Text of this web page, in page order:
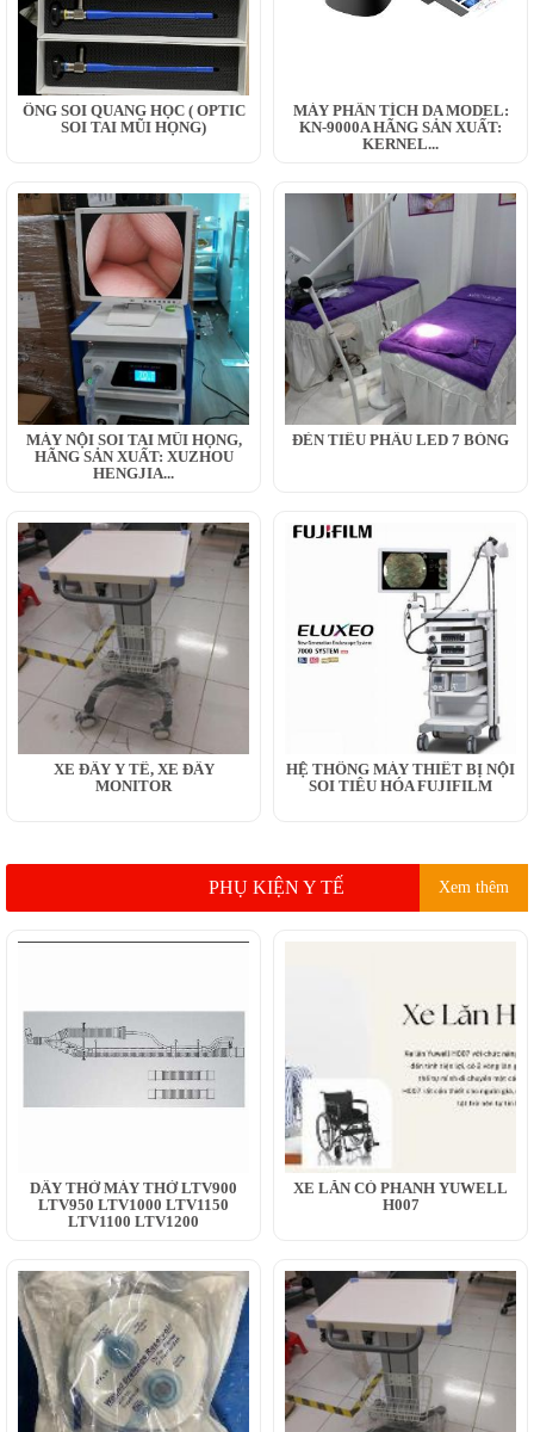
ỐNG SOI QUANG HỌC ( OPTIC
SOI TAI MŨI HỌNG)
MÁY PHÂN TÍCH DA MODEL:
KN-9000A HÃNG SẢN XUẤT:
KERNEL...
MÁY NỘI SOI TAI MŨI HỌNG,
HÃNG SẢN XUẤT: XUZHOU
HENGJIA...
ĐÈN TIỂU PHẪU LED 7 BÓNG
XE ĐẨY Y TẾ, XE ĐẨY
MONITOR
HỆ THỐNG MÁY THIẾT BỊ NỘI
SOI TIÊU HÓA FUJIFILM
PHỤ KIỆN Y TẾ Xem thêm
DÂY THỞ MÁY THỞ LTV900
LTV950 LTV1000 LTV1150
LTV1100 LTV1200
XE LĂN CÓ PHANH YUWELL
H007